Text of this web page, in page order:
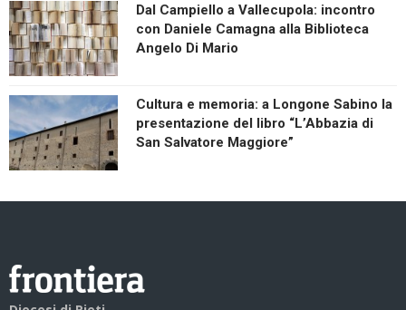
Dal Campiello a Vallecupola: incontro
con Daniele Camagna alla Biblioteca
Angelo Di Mario
Cultura e memoria: a Longone Sabino la
presentazione del libro “L’Abbazia di
San Salvatore Maggiore”